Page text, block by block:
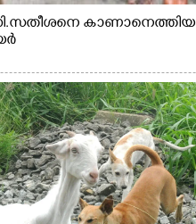
കാണാനെത്തിയ